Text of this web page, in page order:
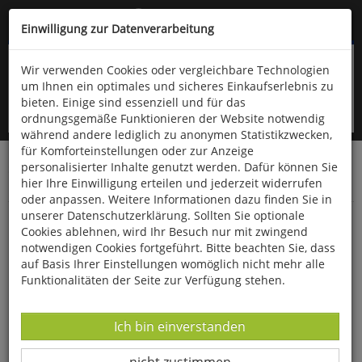
Kompletten Head der Seite überspringen
oder (06766) 9323-960
Startseite Bücher Downloads
Zeitschriften
Der Falke
Flussseeschwalben am Steinhuder Meer
Einwilligung zur Datenverarbeitung
Wir verwenden Cookies oder vergleichbare Technologien
um Ihnen ein optimales und sicheres Einkaufserlebnis zu
bieten. Einige sind essenziell und für das
ordnungsgemäße Funktionieren der Website notwendig
während andere lediglich zu anonymen Statistikzwecken,
für Komforteinstellungen oder zur Anzeige
personalisierter Inhalte genutzt werden. Dafür können Sie
hier Ihre Einwilligung erteilen und jederzeit widerrufen
oder anpassen. Weitere Informationen dazu finden Sie in
unserer Datenschutzerklärung. Sollten Sie optionale
Cookies ablehnen, wird Ihr Besuch nur mit zwingend
notwendigen Cookies fortgeführt. Bitte beachten Sie, dass
auf Basis Ihrer Einstellungen womöglich nicht mehr alle
Funktionalitäten der Seite zur Verfügung stehen.
Datenverarbeitung -
Ich bin einverstanden